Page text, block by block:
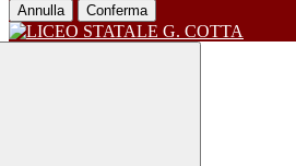
Annulla Conferma